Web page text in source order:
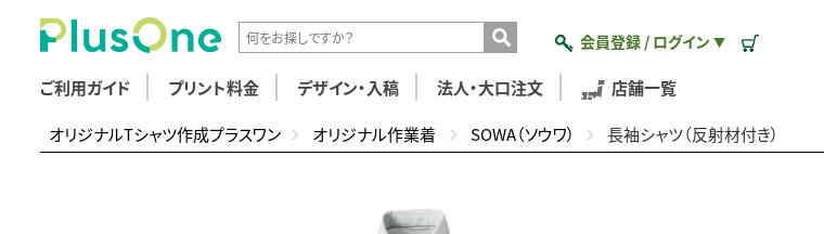
会員登録 / ログイン ▼
ご利用ガイド プリント料金 デザイン・入稿 法人・大口注文 店舗一覧
オリジナルTシャツ作成プラスワン オリジナル作業着 SOWA（ソウワ） 長袖シャツ（反射材付き）